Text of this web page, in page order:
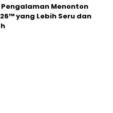
Menonton
yang Lebih Seru dan